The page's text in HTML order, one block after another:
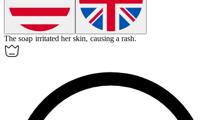
The soap irritated her skin, causing a rash.